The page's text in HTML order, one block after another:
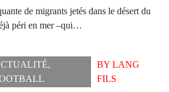
de migrants jetés dans le désert du
péri en mer –qui…
,
BY LANG
FILS